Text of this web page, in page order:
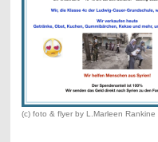
(c) foto & flyer by L.Marleen Rankine